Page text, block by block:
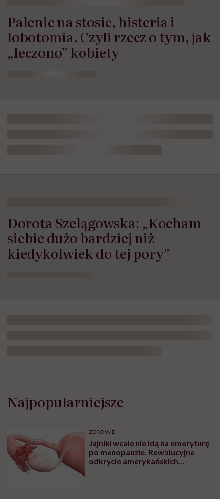
Palenie na stosie, histeria i
lobotomia. Czyli rzecz o tym, jak
„leczono” kobiety
Dorota Szelągowska: „Kocham
siebie dużo bardziej niż
kiedykolwiek do tej pory”
Najpopularniejsze
ZDROWIE
Jajniki wcale nie idą na emeryturę
po menopauzie. Rewolucyjne
odkrycie amerykańskich